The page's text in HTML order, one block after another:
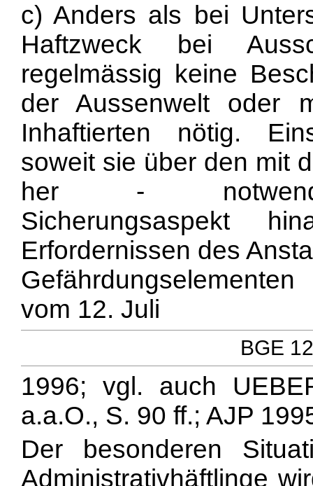
c) Anders als bei
Haftzweck bei
regelmässig keine
der Aussenwelt oder
Inhaftierten nötig.
soweit sie über den mit
her -
Sicherungsaspekt
Erfordernissen des
vom 12. Juli
BGE
1996; vgl. auch
a.a.O., S. 90 ff.; AJP
Der besonderen
Administrativhäftlinge